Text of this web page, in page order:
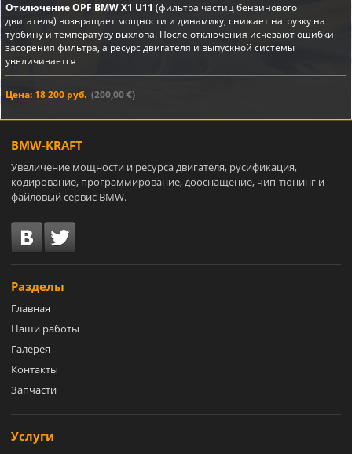
Отключение OPF BMW X1 U11 (фильтра частиц бензинового
двигателя) возвращает мощности и динамику, снижает нагрузку на
турбину и температуру выхлопа. После отключения исчезают ошибки
засорения фильтра, а ресурс двигателя и выпускной системы
увеличивается
Цена: 18 200 руб. (200,00 €)
BMW-KRAFT
Увеличение мощности и ресурса двигателя, русификация,
кодирование, программирование, дооснащение, чип-тюнинг и
файловый сервис BMW.
Разделы
Главная
Наши работы
Галерея
Контакты
Запчасти
Услуги